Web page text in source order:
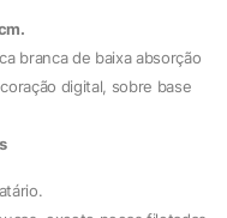
branca de baixa absorção
digital, sobre base